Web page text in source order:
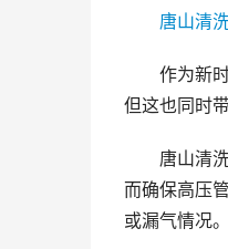
唐山清
作为新
但这也同时
唐山清
而确保高压
或漏气情况。